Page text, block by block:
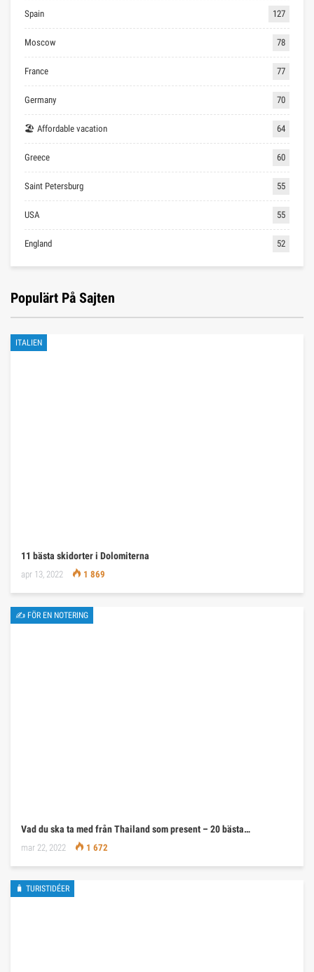
Spain 127
Moscow 78
France 77
Germany 70
🏖 Affordable vacation 64
Greece 60
Saint Petersburg 55
USA 55
England 52
Populärt På Sajten
ITALIEN
11 bästa skidorter i Dolomiterna
apr 13, 2022 1 869
✍ FÖR EN NOTERING
Vad du ska ta med från Thailand som present – 20 bästa…
mar 22, 2022 1 672
🧳 TURISTIDÉER